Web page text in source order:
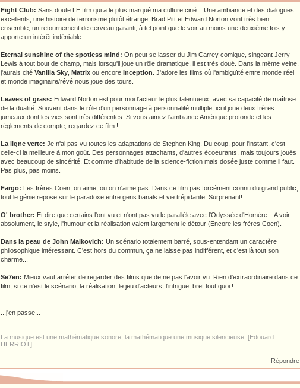
Fight Club: Sans doute LE film qui a le plus marqué ma culture ciné... Une ambiance et des dialogues
excellents, une histoire de terrorisme plutôt étrange, Brad Pitt et Edward Norton vont très bien
ensemble, un retournement de cerveau garanti, à tel point que le voir au moins une deuxième fois y
apporte un intérêt indéniable.
Eternal sunshine of the spotless mind: On peut se lasser du Jim Carrey comique, singeant Jerry
Lewis à tout bout de champ, mais lorsqu'il joue un rôle dramatique, il est très doué. Dans la même veine,
j'aurais cité Vanilla Sky Matrix ou encore Inception . J'adore les films où l'ambiguïté entre monde réel
et monde imaginaire/rêvé nous joue des tours.
Leaves of grass: Edward Norton est pour moi l'acteur le plus talentueux, avec sa capacité de maîtrise
de la dualité. Souvent dans le rôle d'un personnage à personnalité multiple, ici il joue deux frères
jumeaux dont les vies sont très différentes. Si vous aimez l'ambiance Amérique profonde et les
règlements de compte, regardez ce film !
La ligne verte: Je n'ai pas vu toutes les adaptations de Stephen King. Du coup, pour l'instant, c'est
celle-ci la meilleure à mon goût. Des personnages attachants, d'autres écoeurants, mais toujours joués
avec beaucoup de sincérité. Et comme d'habitude de la science-fiction mais dosée juste comme il faut.
Pas plus, pas moins.
Fargo: Les frères Coen, on aime, ou on n'aime pas. Dans ce film pas forcément connu du grand public,
tout le génie repose sur le paradoxe entre gens banals et vie trépidante. Surprenant!
O' brother: Et dire que certains l'ont vu et n'ont pas vu le parallèle avec l'Odyssée d'Homère... A voir
absolument, le style, l'humour et la réalisation valent largement le détour (Encore les frères Coen).
Dans la peau de John Malkovich: Un scénario totalement barré, sous-entendant un caractère
philosophique intéressant. C'est hors du commun, ça ne laisse pas indifférent, et c'est là tout son
charme...
Se7en: Mieux vaut arrêter de regarder des films que de ne pas l'avoir vu. Rien d'extraordinaire dans ce
film, si ce n'est le scénario, la réalisation, le jeu d'acteurs, l'intrigue, bref tout quoi !
...j'en passe...
La musique est une mathématique sonore, la mathématique une musique silencieuse. [Edouard
HERRIOT]
Répondre